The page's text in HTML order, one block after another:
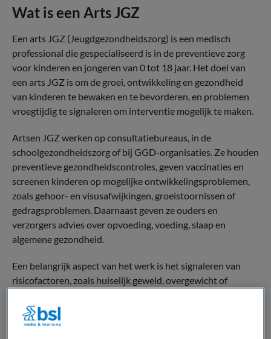
Wat is een Arts JGZ
Een arts JGZ (Jeugdgezondheidszorg) is een medisch
professional die gespecialiseerd is in de preventieve zorg
voor kinderen en jongeren van 0 tot 18 jaar. Het doel van
een arts JGZ is om de groei, ontwikkeling en gezondheid
van kinderen te bewaken en te bevorderen, en problemen
vroegtijdig te signaleren om interventie mogelijk te maken.
Artsen JGZ werken op consultatiebureaus, in de
schoolgezondheidszorg of bij GGD-organisaties. Ze houden
preventieve gezondheidscontroles, geven vaccinaties en
screenen kinderen op mogelijke ontwikkelingsproblemen,
zoals gehoor- en visusafwijkingen, groeistoornissen of
gedragsproblemen. Daarnaast geven ze ouders en
verzorgers advies over opvoeding, voeding, slaap en
algemene gezondheid.
Een belangrijk aspect van het werk is het signaleren van
risicofactoren, zoals huiselijk geweld, overgewicht of
artsen JGZ door naar specialisten, zoals kinderartsen,
psychologen of maatschappelijk werkers.